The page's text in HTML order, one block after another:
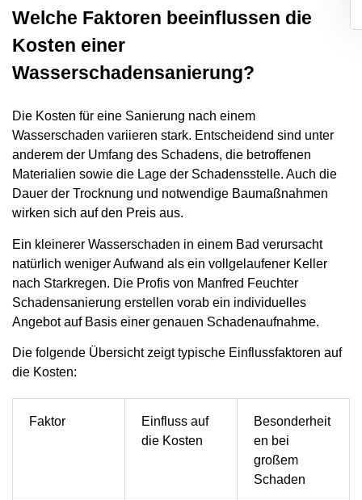
Welche Faktoren beeinflussen die
Kosten einer
Wasserschadensanierung?
Die Kosten für eine Sanierung nach einem
Wasserschaden variieren stark. Entscheidend sind unter
anderem der Umfang des Schadens, die betroffenen
Materialien sowie die Lage der Schadensstelle. Auch die
Dauer der Trocknung und notwendige Baumaßnahmen
wirken sich auf den Preis aus.
Ein kleinerer Wasserschaden in einem Bad verursacht
natürlich weniger Aufwand als ein vollgelaufener Keller
nach Starkregen. Die Profis von Manfred Feuchter
Schadensanierung erstellen vorab ein individuelles
Angebot auf Basis einer genauen Schadenaufnahme.
Die folgende Übersicht zeigt typische Einflussfaktoren auf
die Kosten:
Faktor
Einfluss auf
die Kosten
Besonderheit
en bei
großem
Schaden